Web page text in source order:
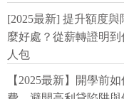
[2025最新] 提升額度
麼好處？從薪轉證明
人包
【2025最新】開學前